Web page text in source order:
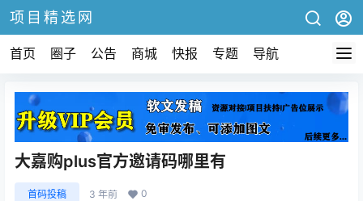
项目精选网
首页 圈子 公告 商城 快报 专题 导航
大嘉购plus官方邀请码哪里有
首码投稿 3 年前 0